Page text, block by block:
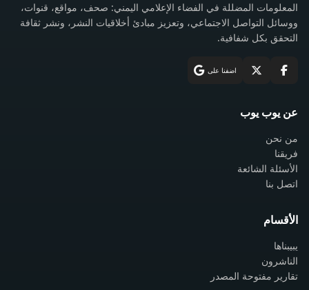
المعلومات المضللة في الفضاء الإعلامي اليمني: صحف، مواقع، قنوات،
ووسائل التواصل الاجتماعي، وتعزيز مبادئ أخلاقيات النشر، ونشر ثقافة
التحقق بكل شفافية.
اضفنا على
عن يوب يوب
من نحن
فريقنا
الأسئلة الشائعة
اتصل بنا
الأقسام
يبيبناها
الناشرون
تقارير مفتوحة المصدر